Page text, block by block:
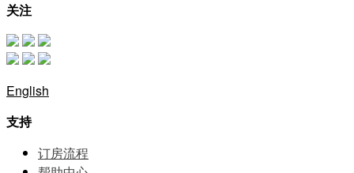
关注
English
支持
订房流程